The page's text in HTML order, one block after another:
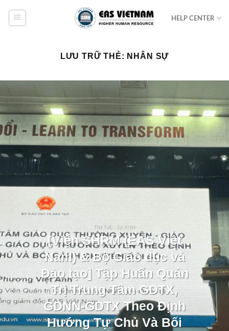
HELP CENTER
LƯU TRỮ THẺ: NHÂN SỰ
TIN TỨC - SỰ KIỆN
[Viện SHRM (EAS Việt
Nam) & Bộ Giáo dục và
Đào tạo] Tập Huấn Quản
Trị Trung Tâm GDTX,
GDNN-GDTX Theo Định
Hướng Tự Chủ Và Bối